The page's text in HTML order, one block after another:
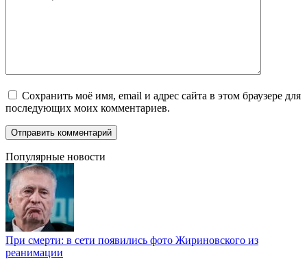
Сохранить моё имя, email и адрес сайта в этом браузере для
последующих моих комментариев.
Популярные новости
При смерти: в сети появились фото Жириновского из
реанимации